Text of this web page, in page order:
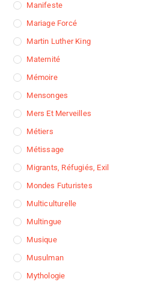
Manifeste
Mariage Forcé
Martin Luther King
Maternité
Mémoire
Mensonges
Mers Et Merveilles
Métiers
Métissage
Migrants, Réfugiés, Exil
Mondes Futuristes
Multiculturelle
Multingue
Musique
Musulman
Mythologie